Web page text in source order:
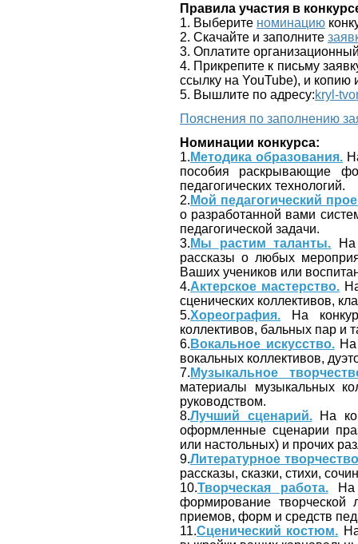
Правила участия в
1. Выберите номинацию
2. Скачайте и заполните
3. Оплатите
4. Прикрепите к письму
ссылку на YouTube), и копию
5. Вышлите по адресу:kryl-
Пояснения по заполнению
Номинации конкурса:
1. Методика образования.
пособия раскрывающие
педагогических технологий.
2. Мой педагогический
о разработанной вами
педагогической задачи.
3. Мы растим таланты. На
рассказы о любых
Ваших учеников или
4.Актерское мастерство.На
сценических коллективов,
5.Хореография. На
коллективов, бальных пар и
6. Вокальное искусство.На
вокальных коллективов,
7. Музыкальное
материалы музыкальных
руководством.
8.Лучший сценарий.На
оформленные сценарии
или настольных) и прочих
9.Литературное
рассказы, сказки, стихи,
10.Творческая работа.На
формирование творческой
приемов, форм и средств
11.Сценический костюм.